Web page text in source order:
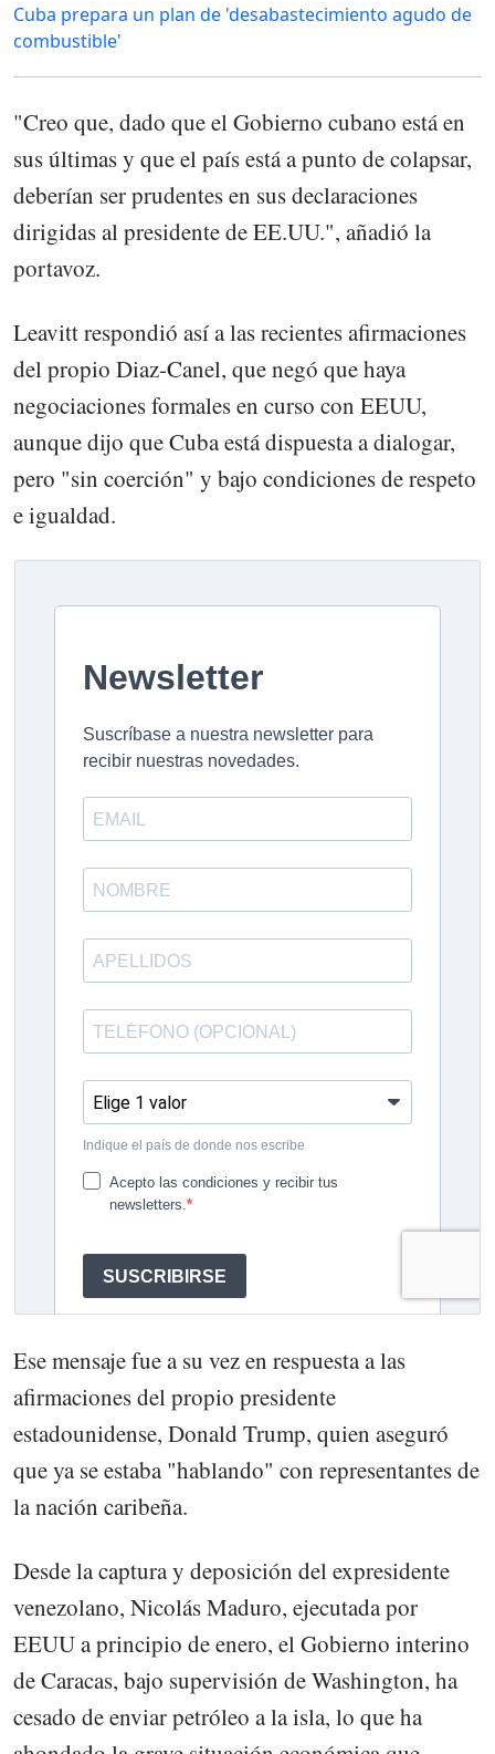
Cuba prepara un plan de 'desabastecimiento agudo de
combustible'
"Creo que, dado que el Gobierno cubano está en
sus últimas y que el país está a punto de colapsar,
deberían ser prudentes en sus declaraciones
dirigidas al presidente de EE.UU.", añadió la
portavoz.
Leavitt respondió así a las recientes afirmaciones
del propio Diaz-Canel, que negó que haya
negociaciones formales en curso con EEUU,
aunque dijo que Cuba está dispuesta a dialogar,
pero "sin coerción" y bajo condiciones de respeto
e igualdad.
Ese mensaje fue a su vez en respuesta a las
afirmaciones del propio presidente
estadounidense, Donald Trump, quien aseguró
que ya se estaba "hablando" con representantes de
la nación caribeña.
Desde la captura y deposición del expresidente
venezolano, Nicolás Maduro, ejecutada por
EEUU a principio de enero, el Gobierno interino
de Caracas, bajo supervisión de Washington, ha
cesado de enviar petróleo a la isla, lo que ha